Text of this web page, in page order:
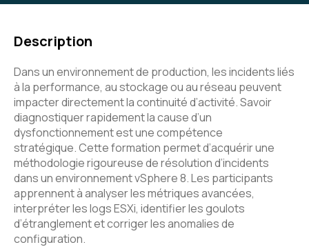
Description
Dans un environnement de production, les incidents liés
à la performance, au stockage ou au réseau peuvent
impacter directement la continuité d’activité. Savoir
diagnostiquer rapidement la cause d’un
dysfonctionnement est une compétence
stratégique. Cette formation permet d’acquérir une
méthodologie rigoureuse de résolution d’incidents
dans un environnement vSphere 8. Les participants
apprennent à analyser les métriques avancées,
interpréter les logs ESXi, identifier les goulots
d’étranglement et corriger les anomalies de
configuration.